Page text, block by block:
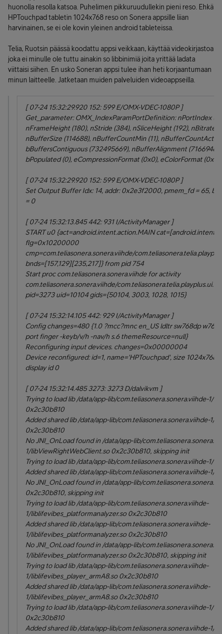
huonolla resolla katsoa. Puhelimen pikkuruudullekin pieni reso. Ehkä
HPTouchpad tabletin 1024x768 reso on Sonera appsille liian
harvinainen, se ei ole kovin yleinen android tableteissa.
Telia, Ruotsin päässä koodattu appsi veikkaan, käyttää videokirjastoa
joka ei minulle ole tuttu ainakin so libbinimiä joita yrittää ladata
viittaisi siihen. En usko Soneran appsi tulee ihan heti korjaantumaan
minun laitteelle. Jatketaan muiden palveluiden videoappseilla.
[ 07-24 15:32:29.920 152: 599 E/OMX-VDEC-1080P ]
Get_parameter: OMX_IndexParamPortDefinition: nPortIndex
nFrameHeight (180), nStride (384), nSliceHeight (192), nBitrate
nBufferSize (114688), nBufferCountMin (11),
bBuffersContiguous (732495669), nBufferAlignment
bPopulated (0), eCompressionFormat (0x0), eColorFormat
[ 07-24 15:32:29.920 152: 599 E/OMX-VDEC-1080P ]
Set Output Buffer Idx: 14, addr: 0x2e3f2000, pmem_fd = 65,
= 0
[ 07-24 15:32:13.845 442: 931 I/ActivityManager ]
START u0 {act=android.intent.action.MAIN
flg=0x10200000
cmp=com.teliasonera.sonera.viihde/
bnds=[157,129][235,217]} from pid 754
Start proc com.teliasonera.sonera.viihde for activity
com.teliasonera.sonera.viihde/
pid=3273 uid=10104 gids={50104, 3003, 1028, 1015}
[ 07-24 15:32:14.105 442: 929 I/ActivityManager ]
Config changes=480 {1.0 ?mcc?mnc en_US ldltr sw768dp
port finger -keyb/v/h -nav/h s.6 themeResource=null}
Reconfiguring input devices. changes=0x00000004
Device reconfigured: id=1, name='HPTouchpad', size 1024x768,
display id 0
[ 07-24 15:32:14.485 3273: 3273 D/dalvikvm ]
Trying to load lib /data/app-lib/com.teliasonera.sonera.viihde-1/
0x2c30b810
Added shared lib /data/app-lib/com.teliasonera.sonera.viihde-1/
0x2c30b810
No JNI_OnLoad found in /data/app-lib/
1/libViewRightWebClient.so 0x2c30b810, skipping init
Trying to load lib /data/app-lib/com.teliasonera.sonera.viihde-1/
Added shared lib /data/app-lib/com.teliasonera.sonera.viihde-1/
No JNI_OnLoad found in /data/app-lib/
0x2c30b810, skipping init
Trying to load lib /data/app-lib/com.teliasonera.sonera.viihde-
1/liblifevibes_platformanalyzer.so 0x2c30b810
Added shared lib /data/app-lib/com.teliasonera.sonera.viihde-
1/liblifevibes_platformanalyzer.so 0x2c30b810
No JNI_OnLoad found in /data/app-lib/
1/liblifevibes_platformanalyzer.so 0x2c30b810, skipping init
Trying to load lib /data/app-lib/com.teliasonera.sonera.viihde-
1/liblifevibes_player_armA8.so 0x2c30b810
Added shared lib /data/app-lib/com.teliasonera.sonera.viihde-
1/liblifevibes_player_armA8.so 0x2c30b810
Trying to load lib /data/app-lib/com.teliasonera.sonera.viihde-1/
0x2c30b810
Added shared lib /data/app-lib/com.teliasonera.sonera.viihde-1/